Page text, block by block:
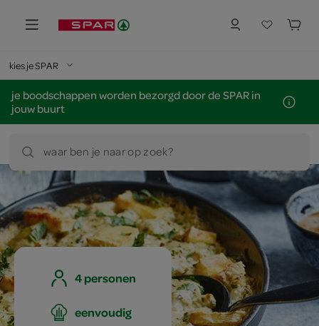
kies je SPAR
je boodschappen worden bezorgd door de SPAR in
jouw buurt
waar ben je naar op zoek?
4 personen
eenvoudig